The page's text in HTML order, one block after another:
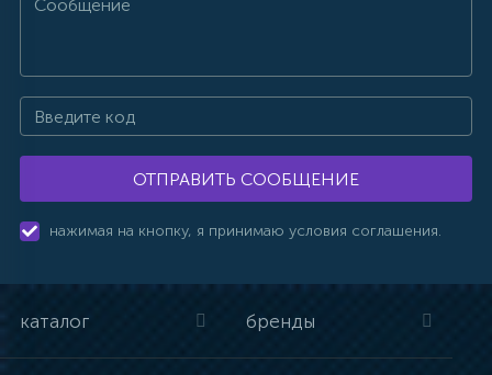
ОТПРАВИТЬ СООБЩЕНИЕ
нажимая на кнопку, я принимаю условия соглашения.
каталог бренды